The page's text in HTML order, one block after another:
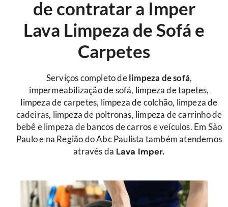
de contratar a Imper
Lava Limpeza de Sofá e
Carpetes
Serviços completo de limpeza de sofá,
impermeabilização de sofá, limpeza de tapetes,
limpeza de carpetes, limpeza de colchão, limpeza de
cadeiras, limpeza de poltronas, limpeza de carrinho de
bebê e limpeza de bancos de carros e veículos. Em São
Paulo e na Região do Abc Paulista também atendemos
através da Lava Imper.